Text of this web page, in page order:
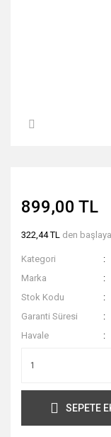
899,00 TL
322,44 TL den
Kategori
Marka
Stok Kodu
Garanti Süresi
Havale
SEPETE